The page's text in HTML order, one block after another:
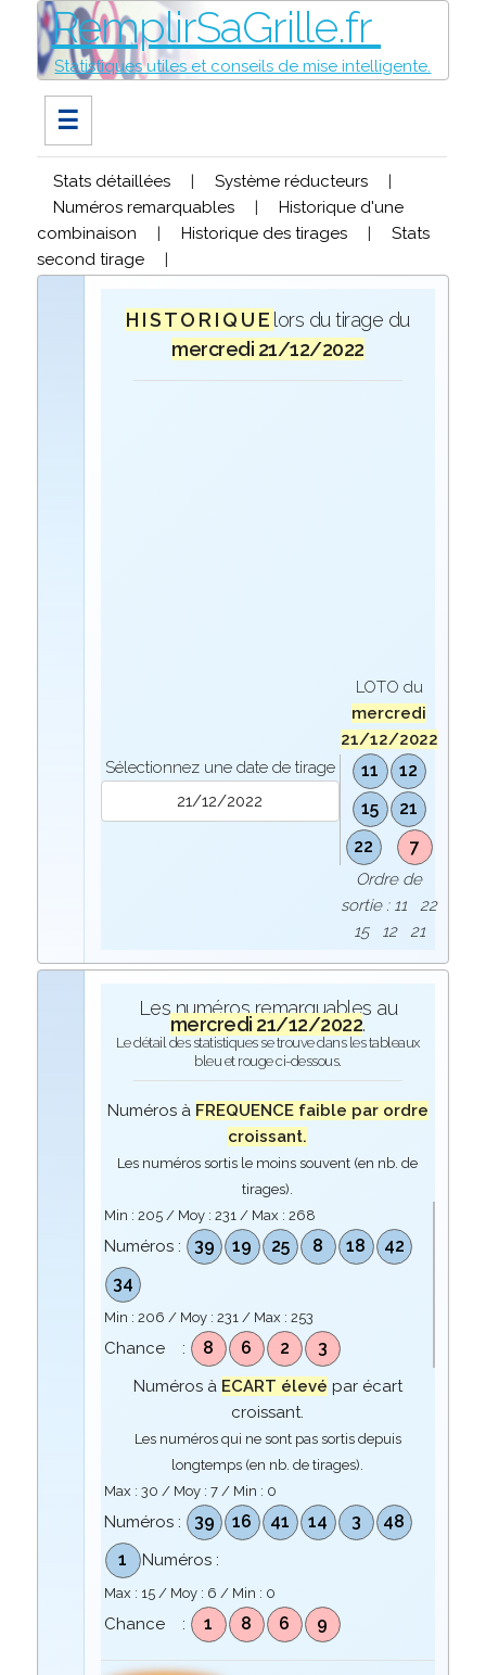
RemplirSaGrille.fr
Statistiques utiles et conseils de mise intelligente.
☰
Stats détaillées | Système réducteurs
|
Numéros remarquables
|
Historique d'une
combinaison
| Historique des tirages |
Stats
second tirage
|
H I S T O R I Q U E lors du tirage du
mercredi 21/12/2022
Sélectionnez une date de tirage
LOTO du
mercredi
21/12/2022
11
12
15
21
22
7
Ordre de
sortie : 11 22
15 12 21
Les numéros remarquables au
mercredi 21/12/2022.
Le détail des statistiques se trouve dans les tableaux
bleu et rouge ci-dessous.
Numéros à FREQUENCE faible par ordre
croissant.
Les numéros sortis le moins souvent (en nb. de
tirages).
Min : 205/ Moy : 231/ Max : 268
Numéros : 39 19 25 8 18
42
34
Min : 206 / Moy : 231/ Max : 253
Chance : 8 6 2 3
Numéros à ECART élevé par écart
croissant.
Les numéros qui ne sont pas sortis depuis
longtemps (en nb. de tirages).
Max : 30 / Moy : 7/ Min : 0
Numéros : 39 16 41 14 3
48
1
Numéros :
Max : 15/ Moy : 6 / Min : 0
Chance : 1 8 6 9